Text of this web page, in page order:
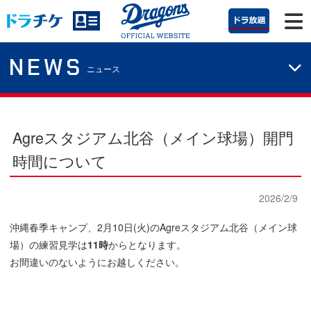
NEWS ニュース
Agreスタジアム北谷（メイン球場）開門
時間について
2026/2/9
沖縄春季キャンプ、2月10日(火)のAgreスタジアム北谷（メイン球
場）の練習見学は11時からとなります。
お間違いのないようにお越しください。